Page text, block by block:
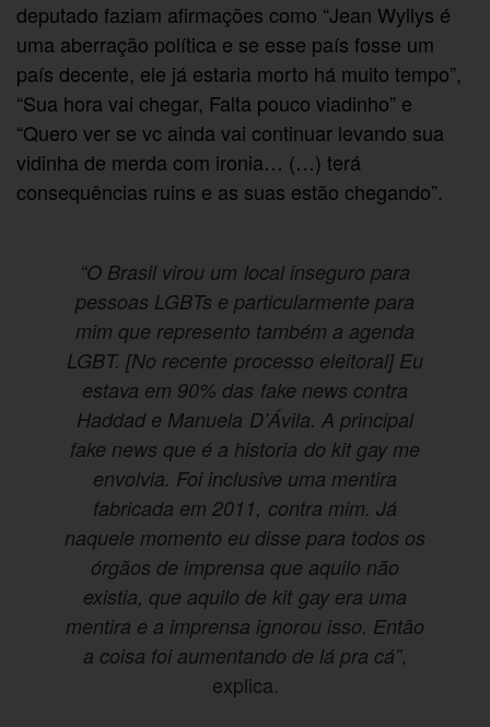
deputado faziam afirmações como “Jean Wyllys é
uma aberração política e se esse país fosse um
país decente, ele já estaria morto há muito tempo”,
“Sua hora vai chegar, Falta pouco viadinho” e
“Quero ver se vc ainda vai continuar levando sua
vidinha de merda com ironia… (…) terá
consequências ruins e as suas estão chegando”.
“O Brasil virou um local inseguro para
pessoas LGBTs e particularmente para
mim que represento também a agenda
LGBT. [No recente processo eleitoral] Eu
estava em 90% das fake news contra
Haddad e Manuela D’Ávila. A principal
fake news que é a historia do kit gay me
envolvia. Foi inclusive uma mentira
fabricada em 2011, contra mim. Já
naquele momento eu disse para todos os
órgãos de imprensa que aquilo não
existia, que aquilo de kit gay era uma
mentira e a imprensa ignorou isso. Então
a coisa foi aumentando de lá pra cá”,
explica.